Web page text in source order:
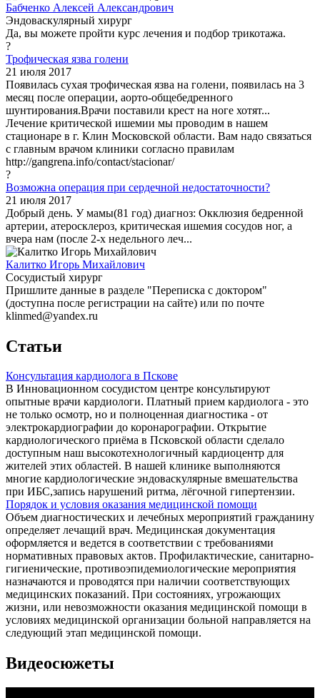
Бабченко Алексей Александрович
Эндоваскулярный хирург
Да, вы можете пройти курс лечения и подбор трикотажа.
?
Трофическая язва голени
21 июля 2017
Появилась сухая трофическая язва на голени, появилась на 3
месяц после операции, аорто-общебедренного
шунтирования.Врачи поставили крест на ноге хотят...
Лечение критической ишемии мы проводим в нашем
стационаре в г. Клин Московской области. Вам надо связаться
с главным врачом клиники согласно правилам
http://gangrena.info/contact/stacionar/
?
Возможна операция при сердечной недостаточности?
21 июля 2017
Добрый день. У мамы(81 год) диагноз: Окклюзия бедренной
артерии, атеросклероз, критическая ишемия сосудов ног, а
вчера нам (после 2-х недельного леч...
Калитко Игорь Михайлович
Сосудистый хирург
Пришлите данные в разделе "Переписка с доктором"
(доступна после регистрации на сайте) или по почте
klinmed@yandex.ru
Статьи
Консультация кардиолога в Пскове
В Инновационном сосудистом центре консультируют
опытные врачи кардиологи. Платный прием кардиолога - это
не только осмотр, но и полноценная диагностика - от
электрокардиографии до коронарографии. Открытие
кардиологического приёма в Псковской области сделало
доступным наш высокотехнологичный кардиоцентр для
жителей этих областей. В нашей клинике выполняются
многие кардиологические эндоваскулярные вмешательства
при ИБС,запись нарушений ритма, лёгочной гипертензии.
Порядок и условия оказания медицинской помощи
Объем диагностических и лечебных мероприятий гражданину
определяет лечащий врач. Медицинская документация
оформляется и ведется в соответствии с требованиями
нормативных правовых актов. Профилактические, санитарно-
гигиенические, противоэпидемиологические мероприятия
назначаются и проводятся при наличии соответствующих
медицинских показаний. При состояниях, угрожающих
жизни, или невозможности оказания медицинской помощи в
условиях медицинской организации больной направляется на
следующий этап медицинской помощи.
Видеосюжеты